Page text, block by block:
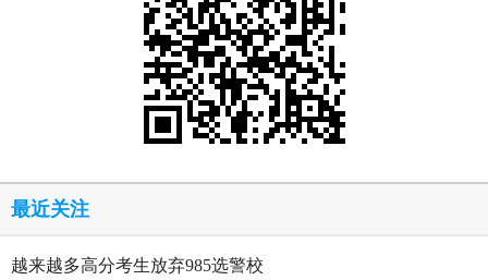
最近关注
越来越多高分考生放弃985选警校